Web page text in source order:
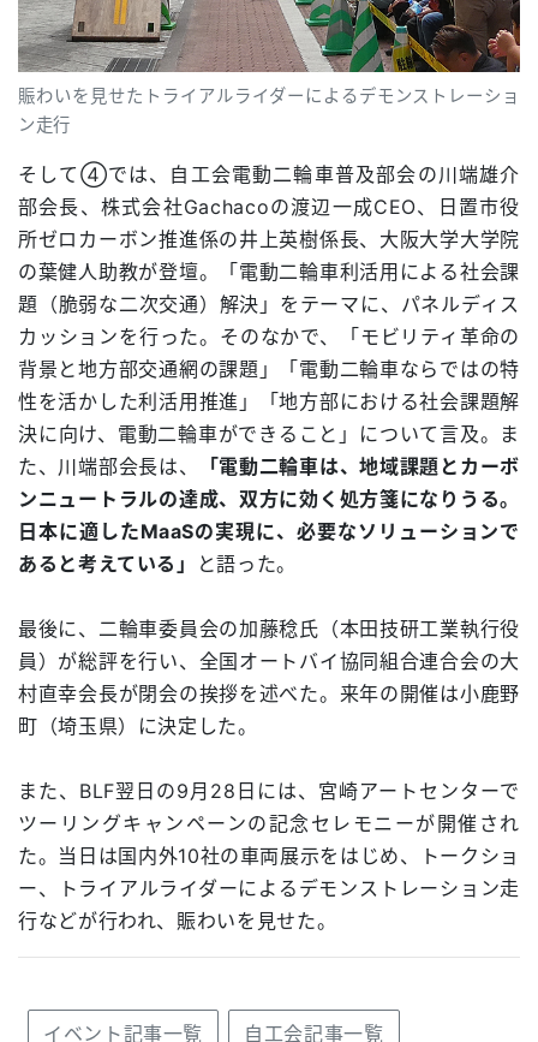
賑わいを見せたトライアルライダーによるデモンストレーショ
ン走行
そして④では、自工会電動二輪車普及部会の川端雄介
部会長、株式会社Gachacoの渡辺一成CEO、日置市役
所ゼロカーボン推進係の井上英樹係長、大阪大学大学院
の葉健人助教が登壇。「電動二輪車利活用による社会課
題（脆弱な二次交通）解決」をテーマに、パネルディス
カッションを行った。そのなかで、「モビリティ革命の
背景と地方部交通網の課題」「電動二輪車ならではの特
性を活かした利活用推進」「地方部における社会課題解
決に向け、電動二輪車ができること」について言及。ま
た、川端部会長は、
「電動二輪車は、地域課題とカーボ
ンニュートラルの達成、双方に効く処方箋になりうる。
日本に適したMaaSの実現に、必要なソリューションで
あると考えている」
と語った。
最後に、二輪車委員会の加藤稔氏（本田技研工業執行役
員）が総評を行い、全国オートバイ協同組合連合会の大
村直幸会長が閉会の挨拶を述べた。来年の開催は小鹿野
町（埼玉県）に決定した。
また、BLF翌日の9月28日には、宮崎アートセンターで
ツーリングキャンペーンの記念セレモニーが開催され
た。当日は国内外10社の車両展示をはじめ、トークショ
ー、トライアルライダーによるデモンストレーション走
行などが行われ、賑わいを見せた。
イベント記事一覧 自工会記事一覧